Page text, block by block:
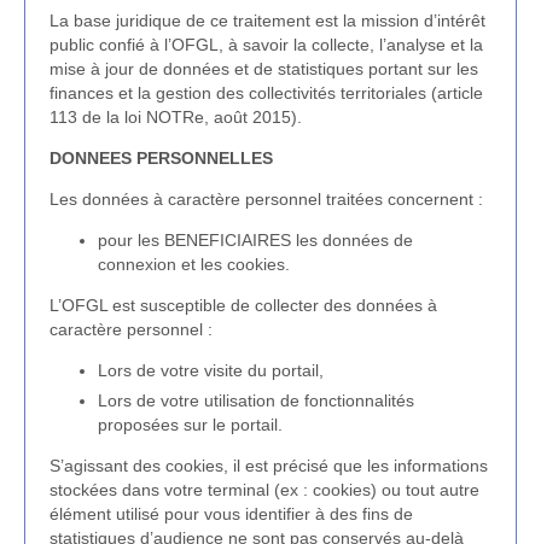
La base juridique de ce traitement est la mission d’intérêt
public confié à l’OFGL, à savoir la collecte, l’analyse et la
mise à jour de données et de statistiques portant sur les
finances et la gestion des collectivités territoriales (article
113 de la loi NOTRe, août 2015).
DONNEES PERSONNELLES
Les données à caractère personnel traitées concernent :
pour les BENEFICIAIRES les données de
connexion et les cookies.
L’OFGL est susceptible de collecter des données à
caractère personnel :
Lors de votre visite du portail,
Lors de votre utilisation de fonctionnalités
proposées sur le portail.
S’agissant des cookies, il est précisé que les informations
stockées dans votre terminal (ex : cookies) ou tout autre
élément utilisé pour vous identifier à des fins de
statistiques d’audience ne sont pas conservés au-delà